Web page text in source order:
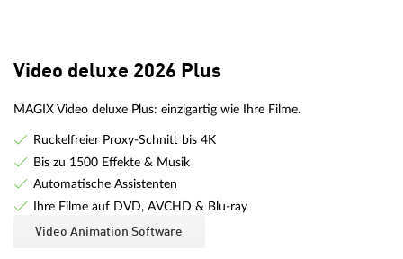
Video deluxe 2026 Plus
MAGIX Video deluxe Plus: einzigartig wie Ihre Filme.
Ruckelfreier Proxy-Schnitt bis 4K
Bis zu 1500 Effekte & Musik
Automatische Assistenten
Ihre Filme auf DVD, AVCHD & Blu-ray
Video Animation Software